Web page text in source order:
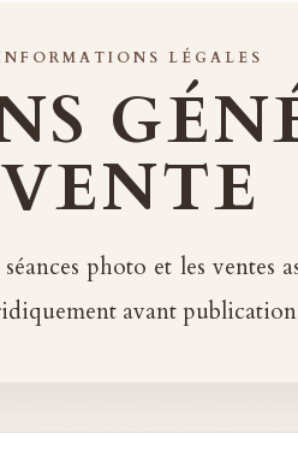
LÉGALES
VENTE
photo et les ventes
avant